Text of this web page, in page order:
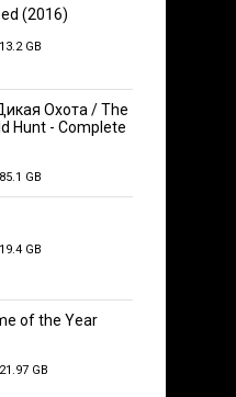
(2016)
13.2 GB
Охота / The
Hunt - Complete
85.1 GB
19.4 GB
of the Year
21.97 GB